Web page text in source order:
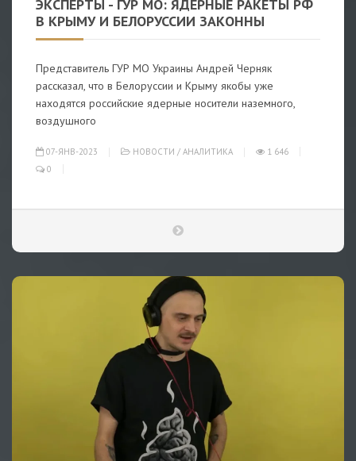
ЭКСПЕРТЫ - ГУР МО: ЯДЕРНЫЕ РАКЕТЫ РФ
В КРЫМУ И БЕЛОРУССИИ ЗАКОННЫ
Представитель ГУР МО Украины Андрей Черняк
рассказал, что в Белоруссии и Крыму якобы уже
находятся российские ядерные носители наземного,
воздушного
07-ЯНВ-2023 НОВОСТИ / АНАЛИТИКА
1 646
0